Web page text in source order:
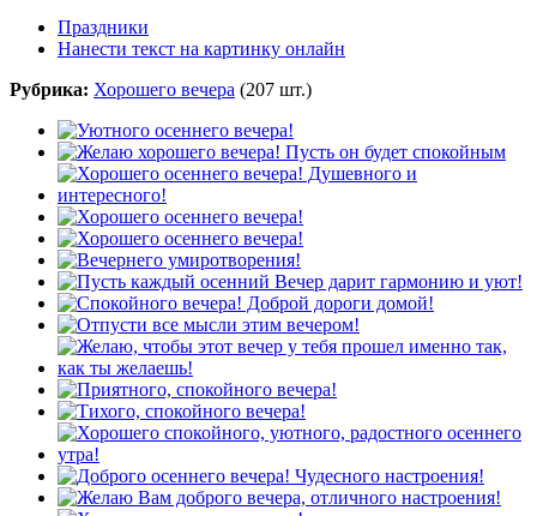
Праздники
Нанести текст на картинку онлайн
Рубрика: Хорошего вечера (207 шт.)